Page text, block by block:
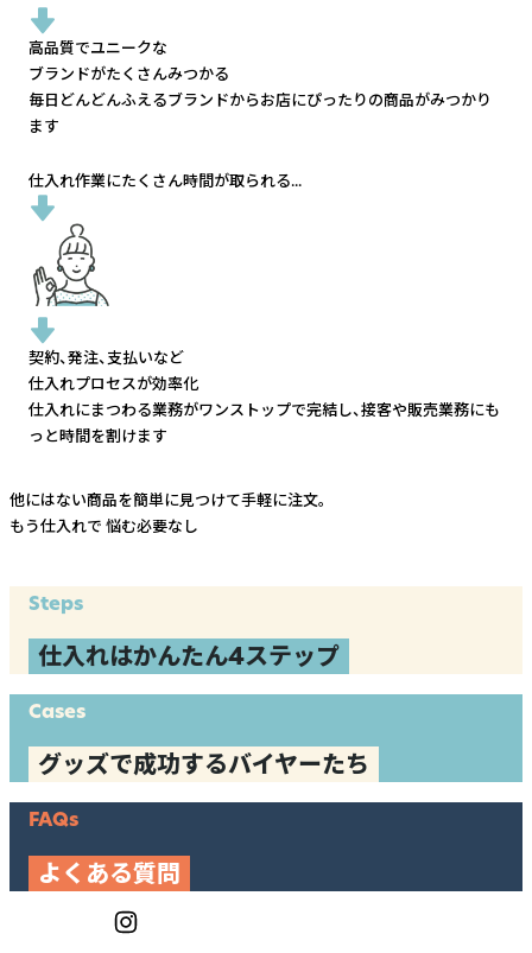
高品質でユニークな
ブランドがたくさんみつかる
毎日どんどんふえるブランドからお店にぴったりの商品がみつかり
ます
仕入れ作業にたくさん時間が取られる...
契約、発注、支払いなど
仕入れプロセスが効率化
仕入れにまつわる業務がワンストップで完結し、接客や販売業務にも
っと時間を割けます
他にはない商品を簡単に見つけて手軽に注文。
もう仕入れで 悩む必要なし
Steps
仕入れはかんたん4ステップ
Cases
グッズで成功するバイヤーたち
FAQs
よくある質問